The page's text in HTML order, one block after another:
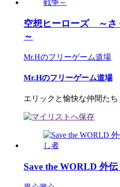
空想ヒーローズ ～さ
～
Mr.Hのフリーゲーム道場
Mr.Hのフリーゲーム道場
エリックと愉快な仲間たち
Save the WORLD 外